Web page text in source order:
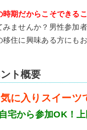
時期だからこそできるこ
みませんか？男性参加
移住に興味ある方にも
ト概要
気に入りスイー
宅から参加OK！